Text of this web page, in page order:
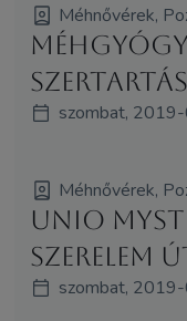
Méhnővérek,
szertartás
szombat,
Méhnővérek,
Unio
SzerElem
szombat,